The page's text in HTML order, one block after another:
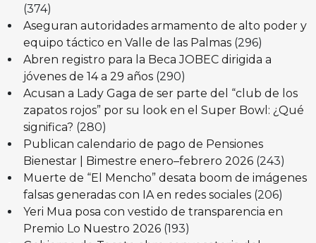
(374)
Aseguran autoridades armamento de alto poder y
equipo táctico en Valle de las Palmas (296)
Abren registro para la Beca JOBEC dirigida a
jóvenes de 14 a 29 años (290)
Acusan a Lady Gaga de ser parte del “club de los
zapatos rojos” por su look en el Super Bowl: ¿Qué
significa? (280)
Publican calendario de pago de Pensiones
Bienestar | Bimestre enero–febrero 2026 (243)
Muerte de “El Mencho” desata boom de imágenes
falsas generadas con IA en redes sociales (206)
Yeri Mua posa con vestido de transparencia en
Premio Lo Nuestro 2026 (193)